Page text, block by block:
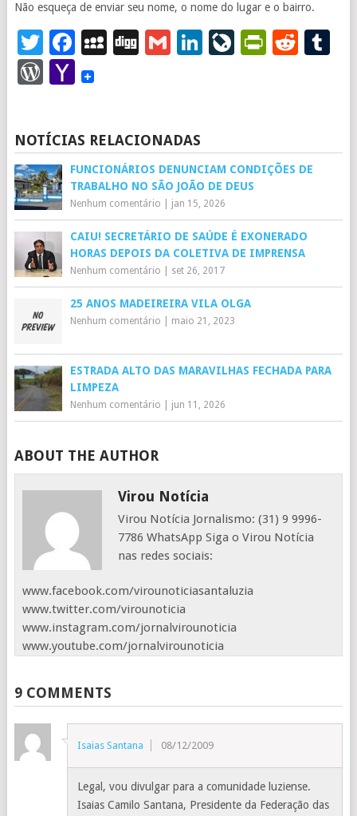
Não esqueça de enviar seu nome, o nome do lugar e o bairro.
Twitter
Facebook
MySpace
DiggGmailLinkedIn
WordPress
Yahoo
NOTÍCIAS RELACIONADAS
FUNCIONÁRIOS DENUNCIAM CONDIÇÕES DE
TRABALHO NO SÃO JOÃO DE DEUS
Nenhum comentário jan 15, 2026
CAIU! SECRETÁRIO DE SAÚDE É EXONERADO
HORAS DEPOIS DA COLETIVA DE IMPRENSA
Nenhum comentário set 26, 2017
25 ANOS MADEIREIRA VILA OLGA
Nenhum comentário maio 21, 2023
ESTRADA ALTO DAS MARAVILHAS FECHADA PARA
LIMPEZA
Nenhum comentário jun 11, 2026
ABOUT THE AUTHOR
Virou Notícia
Virou Notícia Jornalismo: (31) 9 9996-
7786 WhatsApp Siga o Virou Notícia
nas redes sociais:
www.facebook.com/virounoticiasantaluzia
www.twitter.com/virounoticia
www.instagram.com/jornalvirounoticia
www.youtube.com/jornalvirounoticia
9 COMMENTS
Isaias Santana 08/12/2009
Legal, vou divulgar para a comunidade luziense.
Isaias Camilo Santana, Presidente da Federação das